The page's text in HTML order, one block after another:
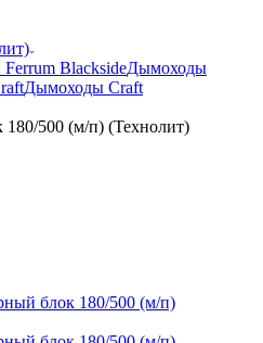
BlacksideДымоходы
Дымоходы Craft
500 (м/п) (Технолит)